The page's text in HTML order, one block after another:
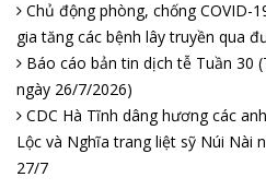
Chủ động phòng, chống COVID-
gia tăng các bệnh lây truyền qua
Báo cáo bản tin dịch tễ Tuần 30
ngày 26/7/2026)
CDC Hà Tĩnh dâng hương các
Lộc và Nghĩa trang liệt sỹ Núi Nài
27/7